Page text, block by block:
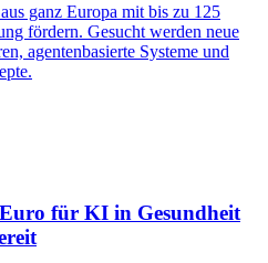
ganz Europa mit bis zu 125
fördern. Gesucht werden neue
agentenbasierte Systeme und
für KI in Gesundheit